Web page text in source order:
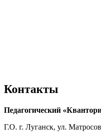
Контакты
Педагогический
Г.О. г. Луганск, ул.